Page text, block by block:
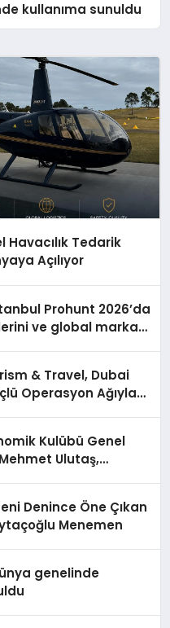
kullanıma sunuldu
Havacılık Tedarik
Açılıyor
Prohunt 2026’da
ve global marka
& Travel, Dubai
Operasyon Ağıyla
Kulübü Genel
Ulutaş,
Denince Öne Çıkan
Menemen
genelinde